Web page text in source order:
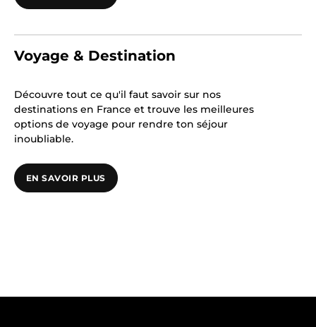
Voyage & Destination
Découvre tout ce qu'il faut savoir sur nos
destinations en France et trouve les meilleures
options de voyage pour rendre ton séjour
inoubliable.
EN SAVOIR PLUS